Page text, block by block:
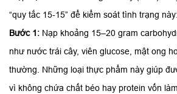
“quy tắc 15-15” để kiểm soát tình trạng này:
Bước 1: Nạp khoảng 15–20 gram
như nước trái cây, viên glucose, mật ong
thường. Những loại thực phẩm này giúp
vì không chứa chất béo hay protein vốn